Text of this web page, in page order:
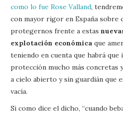
como lo fue Rose Valland,
con mayor rigor en España sobre
protegernos frente a estas
explotación económica que
teniendo en cuenta que habrá que
protección mucho más concretas
a cielo abierto y sin guardián que
vacía.
Si como dice el dicho, “cuando